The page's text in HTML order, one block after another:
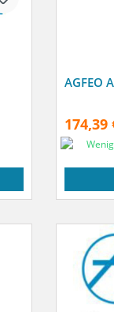
AGFEO
174,39